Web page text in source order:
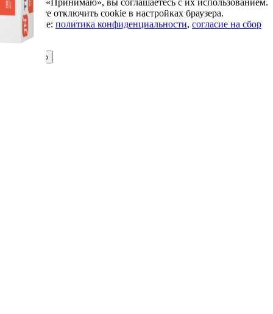
Вы можете отключить cookie в настройках браузера.
Подробнее: политика конфиденциальности, согласие на сбор
cookie
Принимаю